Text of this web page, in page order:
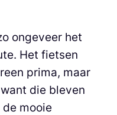
ongeveer het
Het fietsen
prima, maar
die bleven
mooie